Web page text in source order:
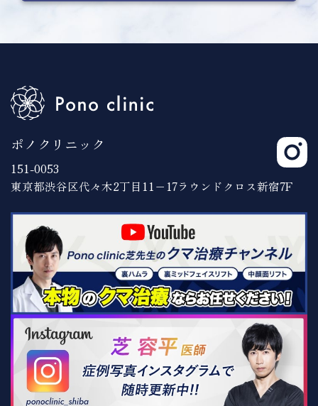
ポノクリニック
151-0053
東京都渋谷区代々木2丁目11−17ラウンドクロス新宿7F